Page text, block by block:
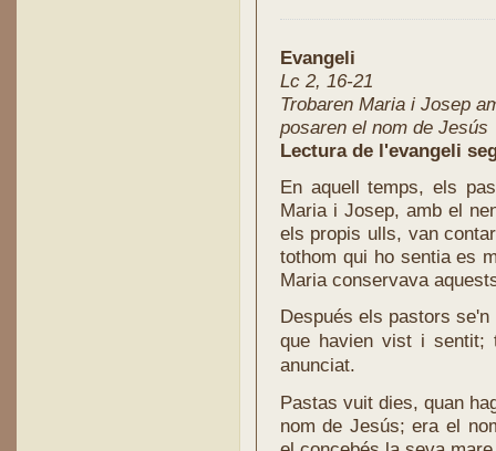
Evangeli
Lc 2, 16-21
Trobaren Maria i Josep
posaren el nom de Jesús
Lectura de l'evangeli
En aquell temps, els
Maria i Josep, amb el
els propis ulls, van
tothom qui ho sentia es
Maria conservava
Después els pastors
que havien vist i sentit;
anunciat.
Pastas vuit dies, quan
nom de Jesús; era el